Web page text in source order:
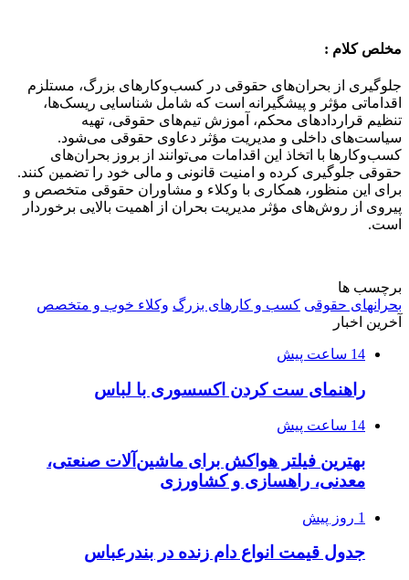
مخلص کلام :
جلوگیری از بحران‌های حقوقی در کسب‌وکارهای بزرگ، مستلزم
اقداماتی مؤثر و پیشگیرانه است که شامل شناسایی ریسک‌ها،
تنظیم قراردادهای محکم، آموزش تیم‌های حقوقی، تهیه
سیاست‌های داخلی و مدیریت مؤثر دعاوی حقوقی می‌شود.
کسب‌وکارها با اتخاذ این اقدامات می‌توانند از بروز بحران‌های
حقوقی جلوگیری کرده و امنیت قانونی و مالی خود را تضمین کنند.
برای این منظور، همکاری با وکلاء و مشاوران حقوقی متخصص و
پیروی از روش‌های مؤثر مدیریت بحران از اهمیت بالایی برخوردار
است.
برچسب ها
بحرانهای حقوقی کسب و کارهای بزرگ وکلاء خوب و متخصص
آخرین اخبار
14 ساعت پیش
راهنمای ست کردن اکسسوری با لباس
14 ساعت پیش
بهترین فیلتر هواکش برای ماشین‌آلات صنعتی،
معدنی، راهسازی و کشاورزی
1 روز پیش
جدول قیمت انواع دام زنده در بندرعباس